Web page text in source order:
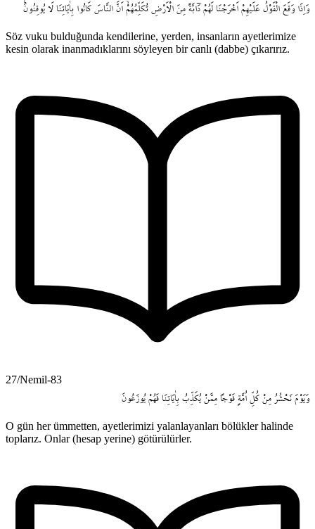
وَاِذَا وَقَعَ الْقَوْلُ عَلَيْهِمْ اَخْرَجْنَا لَهُمْ دَٓابَّةً مِنَ الْاَرْضِ تُكَلِّمُهُمْۙ اَنَّ النَّاسَ كَانُوا بِاٰيَاتِنَا لَا يُوقِنُونَ۟
Söz vuku bulduğunda kendilerine, yerden, insanların ayetlerimize
kesin olarak inanmadıklarını söyleyen bir canlı (dabbe) çıkarırız.
27/Nemil-83
وَيَوْمَ نَحْشُرُ مِنْ كُلِّ اُمَّةٍ فَوْجاً مِمَّنْ يُكَذِّبُ بِاٰيَاتِنَا فَهُمْ يُوزَعُونَ
O gün her ümmetten, ayetlerimizi yalanlayanları bölükler halinde
toplarız. Onlar (hesap yerine) götürülürler.